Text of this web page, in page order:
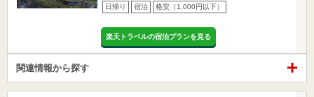
日帰り 宿泊 格安（1,000円以下）
楽天トラベルの宿泊プランを見る
関連情報から探す